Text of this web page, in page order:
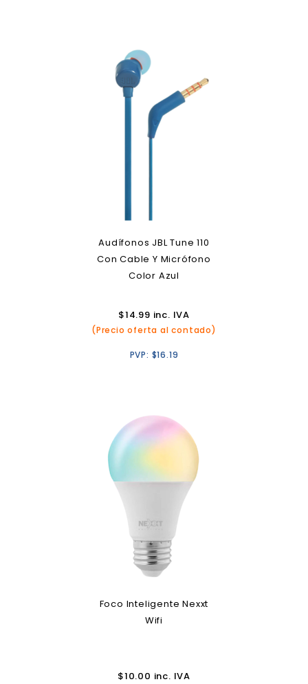
Audífonos JBL Tune 110
Con Cable Y Micrófono
Color Azul
$14.99 inc. IVA
(Precio oferta al contado)
PVP: $16.19
Foco Inteligente Nexxt
Wifi
$10.00 inc. IVA